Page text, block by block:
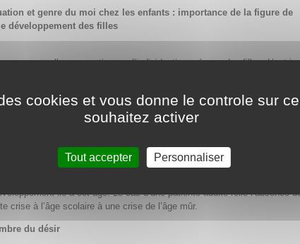
et genre du moi chez les enfants : importance de la figure de
développement des filles
une nouvelle perspective sur l’individuation précoce des filles.
psychique à ce stade de développement. Elle permet aux filles –
par leur imagination – de se libérer et de répondre aux exigences
un matériel recueilli au cours d’un travail de terrain anthropologique dans
lié à cet âge. Le cas d’une patiente adulte relie l’absence
crise à l’âge scolaire à une crise de l’âge mûr.
du désir
cookies et vous donne le controle sur
souhaitez activer
Tout accepter Personnaliser